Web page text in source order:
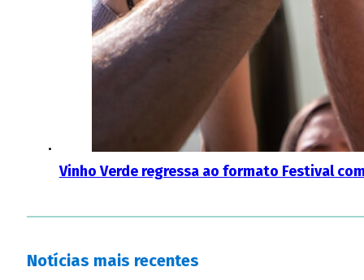
Vinho Verde regressa ao formato Festival
Notícias mais recentes